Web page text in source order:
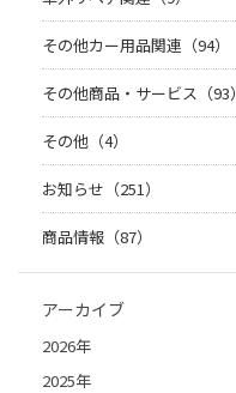
その他カー用品関連（94）
その他商品・サービス（93）
その他（4）
お知らせ（251）
商品情報（87）
アーカイブ
2026年
2025年